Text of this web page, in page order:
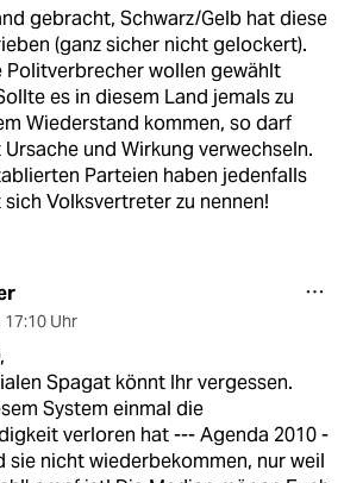
gebracht, Schwarz/Gelb hat diese
(ganz sicher nicht gelockert).
Politverbrecher wollen gewählt
es in diesem Land jemals zu
Wiederstand kommen, so darf
und Wirkung verwechseln.
Parteien haben jedenfalls
Volksvertreter zu nennen!
17:10 Uhr
Spagat könnt Ihr vergessen.
System einmal die
verloren hat --- Agenda 2010 -
sie nicht wiederbekommen, nur weil